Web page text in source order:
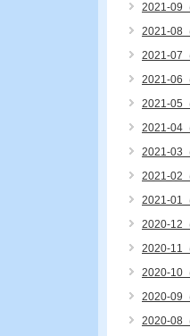
2021-09
2021-08
2021-07
2021-06
2021-05
2021-04
2021-03
2021-02
2021-01
2020-12
2020-11
2020-10
2020-09
2020-08